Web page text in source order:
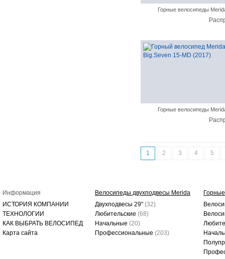
Горные велосипеды
Горные велосипеды
1 2 3 4 5
Информация
ИСТОРИЯ КОМПАНИИ
ТЕХНОЛОГИИ
КАК ВЫБРАТЬ ВЕЛОСИПЕД
Карта сайта
Велосипеды двухподвесы Merida
Двухподвесы 29" (32)
Любительские (68)
Начальные (20)
Профессиональные (203)